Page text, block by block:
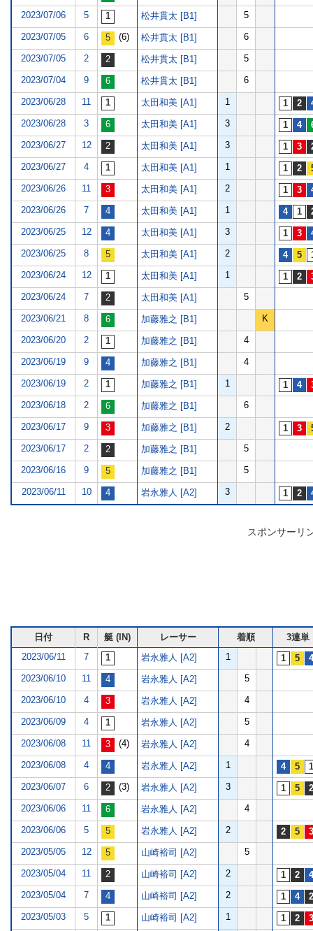
2023/07/06 5 松井貫太 [B1] 5
2023/07/05 6 (6) 松井貫太 [B1] 6
2023/07/05 2 松井貫太 [B1] 5
2023/07/04 9 松井貫太 [B1] 6
2023/06/28 11 太田和美 [A1] 1
2023/06/28 3 太田和美 [A1] 3
2023/06/27 12 太田和美 [A1] 3
2023/06/27 4 太田和美 [A1] 1
2023/06/26 11 太田和美 [A1] 2
2023/06/26 7 太田和美 [A1] 1
2023/06/25 12 太田和美 [A1] 3
2023/06/25 8 太田和美 [A1] 2
2023/06/24 12 太田和美 [A1] 1
2023/06/24 7 太田和美 [A1] 5
2023/06/21 8 加藤雅之 [B1] K
2023/06/20 2 加藤雅之 [B1] 4
2023/06/19 9 加藤雅之 [B1] 4
2023/06/19 2 加藤雅之 [B1] 1
2023/06/18 2 加藤雅之 [B1] 6
2023/06/17 9 加藤雅之 [B1] 2
2023/06/17 2 加藤雅之 [B1] 5
2023/06/16 9 加藤雅之 [B1] 5
2023/06/11 10 岩永雅人 [A2] 3
スポンサーリ
日付 R 艇 (IN) レーサー 着順
3連単
2023/06/11
7 岩永雅人 [A2] 1
2023/06/10 11 岩永雅人 [A2] 5
2023/06/10 4 岩永雅人 [A2] 4
2023/06/09 4 岩永雅人 [A2] 5
2023/06/08 11 (4) 岩永雅人 [A2] 4
2023/06/08 4 岩永雅人 [A2] 1
2023/06/07 6 (3) 岩永雅人 [A2] 3
2023/06/06 11 岩永雅人 [A2] 4
2023/06/06 5 岩永雅人 [A2] 2
2023/05/05 12 山崎裕司 [A2] 5
2023/05/04 11 山崎裕司 [A2] 2
2023/05/04 7 山崎裕司 [A2] 2
2023/05/03 5 山崎裕司 [A2] 1